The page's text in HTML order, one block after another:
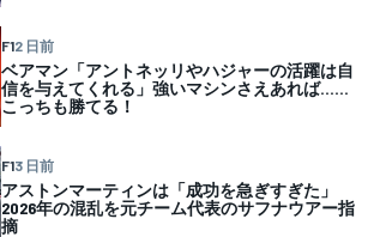
F12 日前
ベアマン「アントネッリやハジャーの活躍は自
信を与えてくれる」強いマシンさえあれば……
こっちも勝てる！
F13 日前
アストンマーティンは「成功を急ぎすぎた」
2026年の混乱を元チーム代表のサフナウアー指
摘